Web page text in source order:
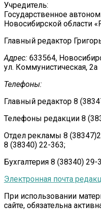
Учредитель:
Государственное
Новосибирской области
Главный редактор
Адрес: 633564,
ул. Коммунистическая, 2а
Телефоны:
Главный редактор 8
Телефоны редакции 8
Отдел рекламы 8
8 (38340) 22-363;
Бухгалтерия 8 (38340) 29-
Электронная почта
При использовании
сайте, обязательна